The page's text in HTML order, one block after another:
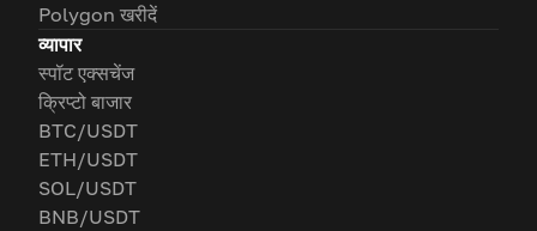
Polygon खरीदें
व्यापार
स्पॉट एक्सचेंज
क्रिप्टो बाजार
BTC/USDT
ETH/USDT
SOL/USDT
BNB/USDT